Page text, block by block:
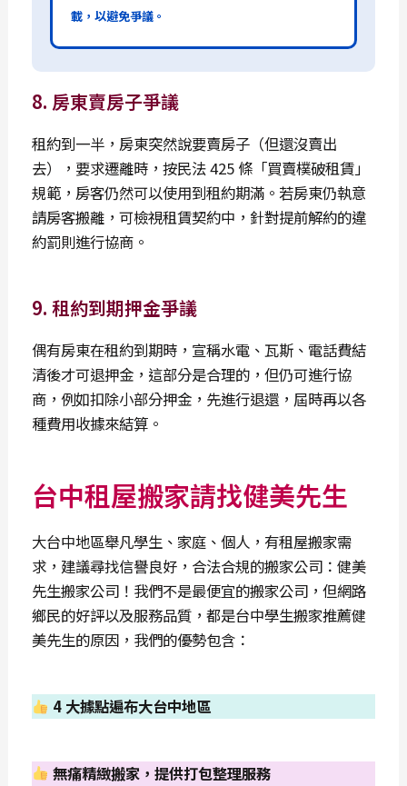
載，以避免爭議。
8. 房東賣房子爭議
租約到一半，房東突然說要賣房子（但還沒賣出
去），要求遷離時，按民法 425 條「買賣樸破租賃」
規範，房客仍然可以使用到租約期滿。若房東仍執意
請房客搬離，可檢視租賃契約中，針對提前解約的違
約罰則進行協商。
9. 租約到期押金爭議
偶有房東在租約到期時，宣稱水電、瓦斯、電話費結
清後才可退押金，這部分是合理的，但仍可進行協
商，例如扣除小部分押金，先進行退還，屆時再以各
種費用收據來結算。
台中租屋搬家請找健美先生
大台中地區舉凡學生、家庭、個人，有租屋搬家需
求，建議尋找信譽良好，合法合規的搬家公司：健美
先生搬家公司！我們不是最便宜的搬家公司，但網路
鄉民的好評以及服務品質，都是台中學生搬家推薦健
美先生的原因，我們的優勢包含：
4 大據點遍布大台中地區
無痛精緻搬家，提供打包整理服務